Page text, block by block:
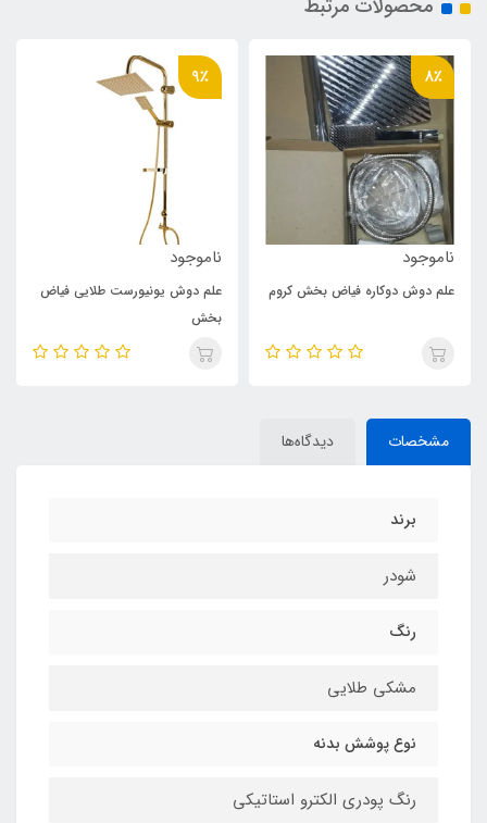
محصولات مرتبط
8٪
ناموجود
علم دوش دوکاره فیاض بخش کروم
9٪
ناموجود
علم دوش یونیورست طلایی فیاض
بخش
مشخصات دیدگاه‌ها
برند
شودر
رنگ
مشکی طلایی
نوع پوشش بدنه
رنگ پودری الکترو استاتیکی